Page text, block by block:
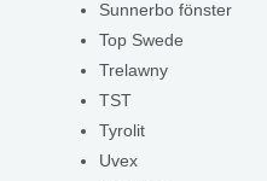
Sunnerbo fönster
Top Swede
Trelawny
TST
Tyrolit
Uvex